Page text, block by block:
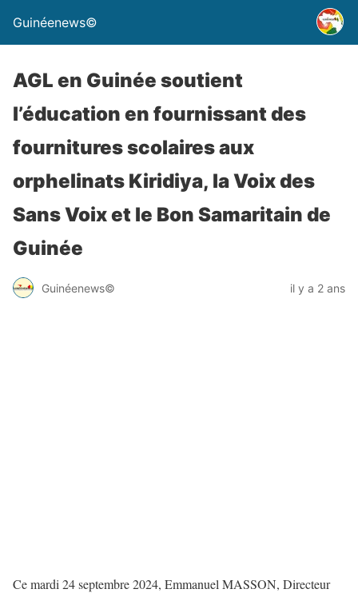
Guinéenews©
AGL en Guinée soutient
l’éducation en fournissant des
fournitures scolaires aux
orphelinats Kiridiya, la Voix des
Sans Voix et le Bon Samaritain de
Guinée
Guinéenews© il y a 2 ans
Ce mardi 24 septembre 2024, Emmanuel MASSON, Directeur